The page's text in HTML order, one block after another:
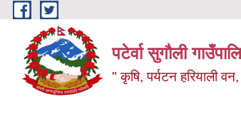
Skip to main content
पटेर्वा सुगौली
" कृषि, पर्यटन हरियाली